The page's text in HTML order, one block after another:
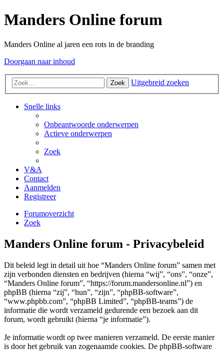
Manders Online forum
Manders Online al jaren een rots in de branding
Doorgaan naar inhoud
Zoek Uitgebreid zoeken
Snelle links
Onbeantwoorde onderwerpen
Actieve onderwerpen
Zoek
V&A
Contact
Aanmelden
Registreer
Forumoverzicht
Zoek
Manders Online forum - Privacybeleid
Dit beleid legt in detail uit hoe “Manders Online forum” samen met
zijn verbonden diensten en bedrijven (hierna “wij”, “ons”, “onze”,
“Manders Online forum”, “https://forum.mandersonline.nl”) en
phpBB (hierna “zij”, “hun”, “zijn”, “phpBB-software”,
“www.phpbb.com”, “phpBB Limited”, “phpBB-teams”) de
informatie die wordt verzameld gedurende een bezoek aan dit
forum, wordt gebruikt (hierna “je informatie”).
Je informatie wordt op twee manieren verzameld. De eerste manier
is door het gebruik van zogenaamde cookies. De phpBB-software